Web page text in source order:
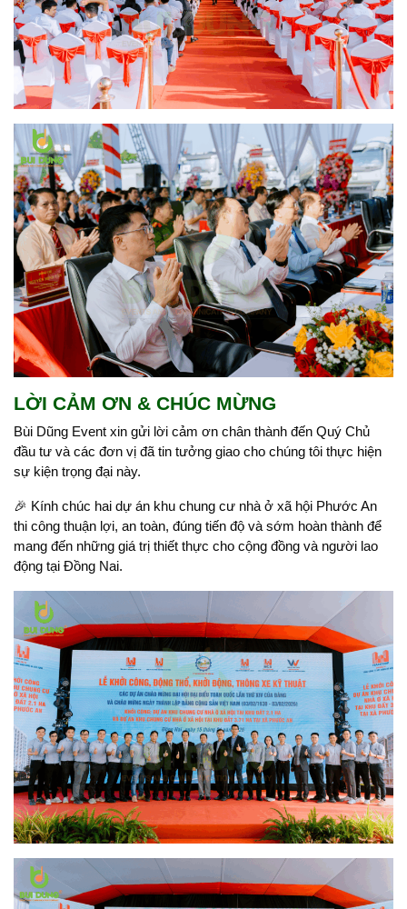
LỜI CẢM ƠN & CHÚC MỪNG
Bùi Dũng Event xin gửi lời cảm ơn chân thành đến Quý Chủ
đầu tư và các đơn vị đã tin tưởng giao cho chúng tôi thực hiện
sự kiện trọng đại này.
🎉 Kính chúc hai dự án khu chung cư nhà ở xã hội Phước An
thi công thuận lợi, an toàn, đúng tiến độ và sớm hoàn thành để
mang đến những giá trị thiết thực cho cộng đồng và người lao
động tại Đồng Nai.